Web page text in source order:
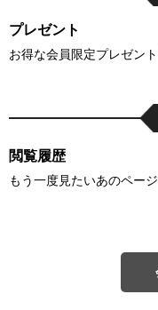
プレゼント
お得な会員限定プレゼン
閲覧履歴
もう一度見たいあのペー